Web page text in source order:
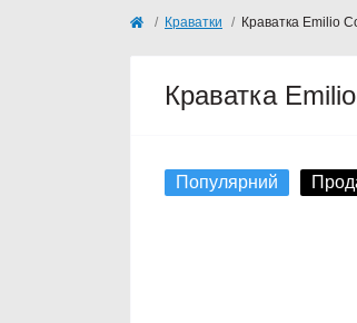
Краватки Краватка Emilio
Краватка
Популярний